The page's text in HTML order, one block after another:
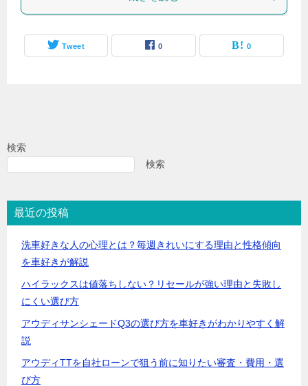
Tweet 0 0
検索
検索
最近の投稿
洗車好きな人の心理とは？毎週きれいにする理由と性格傾向
を車好きが解説
ハイラックスは値落ちしない？リセールが強い理由と失敗し
にくい選び方
アウディサンシェードQ3の選び方を車好きがわかりやすく解
説
アウディTTを自社ローンで狙う前に知りたい審査・費用・選
び方